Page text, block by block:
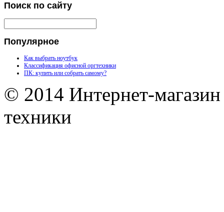
Поиск по сайту
Популярное
Как выбрать ноутбук
Классификация офисной оргтехники
ПК: купить или собрать самому?
© 2014 Интернет-
техники